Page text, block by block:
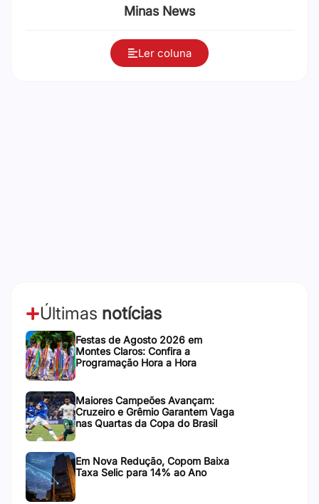
Minas News
Ler coluna
Últimas notícias
Festas de Agosto 2026 em
Montes Claros: Confira a
Programação Hora a Hora
Maiores Campeões Avançam:
Cruzeiro e Grêmio Garantem Vaga
nas Quartas da Copa do Brasil
Em Nova Redução, Copom Baixa
Taxa Selic para 14% ao Ano